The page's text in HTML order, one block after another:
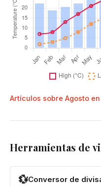
Artículos sobre Agosto
Herramientas de
💱Conversor de